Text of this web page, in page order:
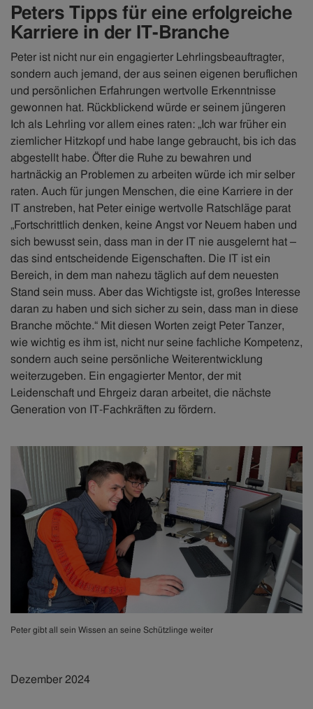
Peters Tipps für eine erfolgreiche
Karriere in der IT-Branche
Peter ist nicht nur ein engagierter Lehrlingsbeauftragter,
sondern auch jemand, der aus seinen eigenen beruflichen
und persönlichen Erfahrungen wertvolle Erkenntnisse
gewonnen hat. Rückblickend würde er seinem jüngeren
Ich als Lehrling vor allem eines raten: „Ich war früher ein
ziemlicher Hitzkopf und habe lange gebraucht, bis ich das
abgestellt habe. Öfter die Ruhe zu bewahren und
hartnäckig an Problemen zu arbeiten würde ich mir selber
raten. Auch für jungen Menschen, die eine Karriere in der
IT anstreben, hat Peter einige wertvolle Ratschläge parat
„Fortschrittlich denken, keine Angst vor Neuem haben und
sich bewusst sein, dass man in der IT nie ausgelernt hat –
das sind entscheidende Eigenschaften. Die IT ist ein
Bereich, in dem man nahezu täglich auf dem neuesten
Stand sein muss. Aber das Wichtigste ist, großes Interesse
daran zu haben und sich sicher zu sein, dass man in diese
Branche möchte.“ Mit diesen Worten zeigt Peter Tanzer,
wie wichtig es ihm ist, nicht nur seine fachliche Kompetenz,
sondern auch seine persönliche Weiterentwicklung
weiterzugeben. Ein engagierter Mentor, der mit
Leidenschaft und Ehrgeiz daran arbeitet, die nächste
Generation von IT-Fachkräften zu fördern.
Peter gibt all sein Wissen an seine Schützlinge weiter
Dezember 2024